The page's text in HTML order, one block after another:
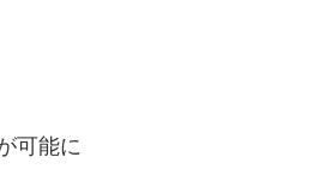
可能に